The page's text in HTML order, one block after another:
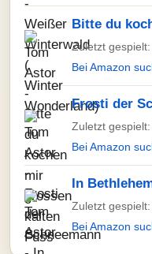
Bitte du
Zuletzt
Bei Amazon
Frosti der
Zuletzt
Bei Amazon
In
Zuletzt
Bei Amazon